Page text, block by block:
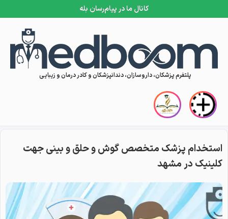
کانال ما در پیام‌رسان بله
Skip to content
پلتفرم پزشکان، داروسازان، دندانپزشکان و کادر درمان و زیبایی
استخدام پزشک متخصص گوش و حلق و بینی جهت
کلینیک در مشهد